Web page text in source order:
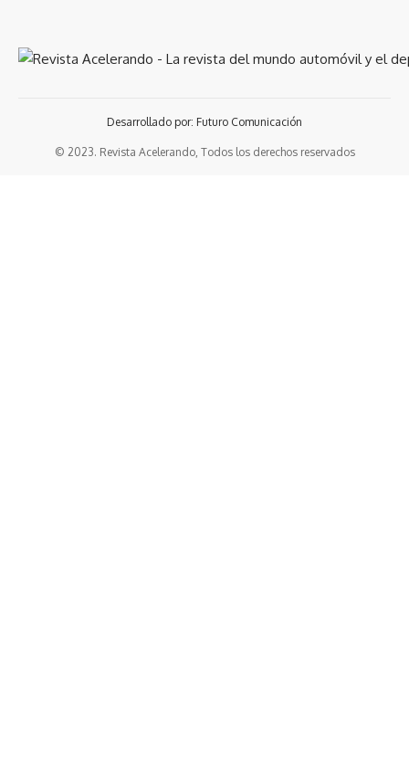
© 2023. Revista Acelerando, Todos los derechos reservados
Desarrollado por: Futuro Comunicación